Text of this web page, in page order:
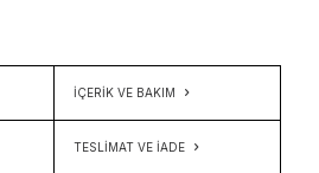
İÇERIK VE BAKIM
TESLIMAT VE İADE